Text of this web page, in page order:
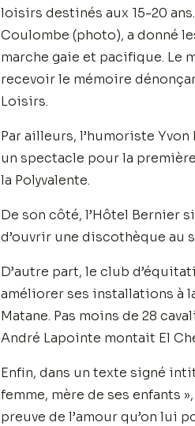
loisirs destinés aux 15-20
Coulombe (photo), a donné
marche gaie et pacifique. Le
recevoir le mémoire
Loisirs.
Par ailleurs, l’humoriste
un spectacle pour la
la Polyvalente.
De son côté, l’Hôtel Bernier
d’ouvrir une discothèque au
D’autre part, le club
améliorer ses installations à
Matane. Pas moins de 28
André Lapointe montait El
Enfin, dans un texte signé
femme, mère de ses enfants
preuve de l’amour qu’on lui